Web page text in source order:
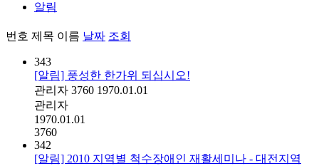
알림
번호 제목 이름 날짜 조회
343
[알림] 풍성한 한가위 되십시오!
관리자 3760 1970.01.01
관리자
1970.01.01
3760
342
[알림] 2010 지역별 척수장애인 재활세미나 - 대전지역